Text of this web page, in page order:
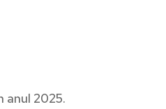
anul 2025.